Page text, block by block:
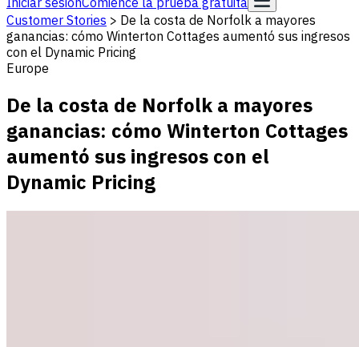
Customer Stories > De la costa de Norfolk a mayores
ganancias: cómo Winterton Cottages aumentó sus ingresos
con el Dynamic Pricing
Europe
De la costa de Norfolk a mayores
ganancias: cómo Winterton Cottages
aumentó sus ingresos con el
Dynamic Pricing